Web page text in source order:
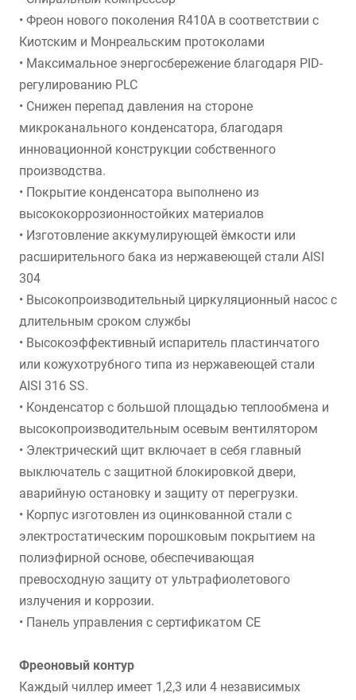
• Фреон нового поколения R410A в соответствии с
Киотским и Монреальским протоколами
• Максимальное энергосбережение благодаря PID-
регулированию PLC
• Снижен перепад давления на стороне
микроканального конденсатора, благодаря
инновационной конструкции собственного
производства.
• Покрытие конденсатора выполнено из
высококоррозионностойких материалов
• Изготовление аккумулирующей ёмкости или
расширительного бака из нержавеющей стали AISI
304
• Высокопроизводительный циркуляционный насос с
длительным сроком службы
• Высокоэффективный испаритель пластинчатого
или кожухотрубного типа из нержавеющей стали
AISI 316 SS.
• Конденсатор с большой площадью теплообмена и
высокопроизводительным осевым вентилятором
• Электрический щит включает в себя главный
выключатель с защитной блокировкой двери,
аварийную остановку и защиту от перегрузки.
• Корпус изготовлен из оцинкованной стали с
электростатическим порошковым покрытием на
полиэфирной основе, обеспечивающая
превосходную защиту от ультрафиолетового
излучения и коррозии.
• Панель управления с сертификатом CE
Фреоновый контур
Каждый чиллер имеет 1,2,3 или 4 независимых